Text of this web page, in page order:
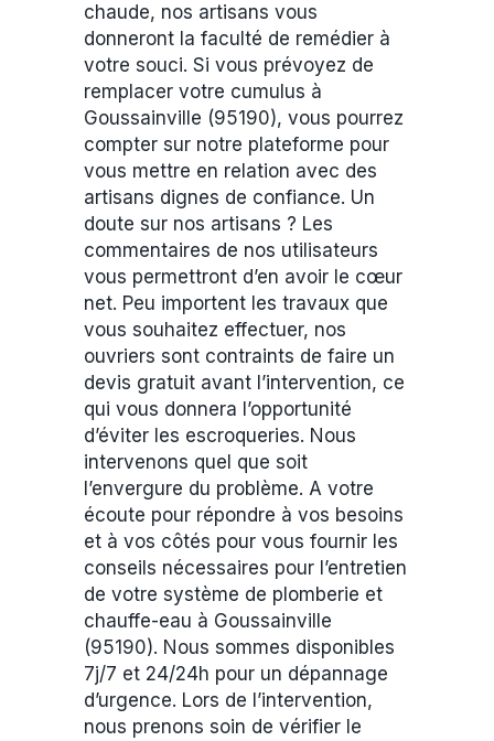
chaude, nos artisans vous
donneront la faculté de remédier à
votre souci. Si vous prévoyez de
remplacer votre cumulus à
Goussainville (95190), vous pourrez
compter sur notre plateforme pour
vous mettre en relation avec des
artisans dignes de confiance. Un
doute sur nos artisans ? Les
commentaires de nos utilisateurs
vous permettront d’en avoir le cœur
net. Peu importent les travaux que
vous souhaitez effectuer, nos
ouvriers sont contraints de faire un
devis gratuit avant l’intervention, ce
qui vous donnera l’opportunité
d’éviter les escroqueries. Nous
intervenons quel que soit
l’envergure du problème. A votre
écoute pour répondre à vos besoins
et à vos côtés pour vous fournir les
conseils nécessaires pour l’entretien
de votre système de plomberie et
chauffe-eau à Goussainville
(95190). Nous sommes disponibles
7j/7 et 24/24h pour un dépannage
d’urgence. Lors de l’intervention,
nous prenons soin de vérifier le